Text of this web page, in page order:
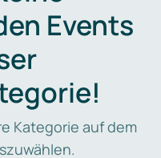
Events
Kategorie auf dem